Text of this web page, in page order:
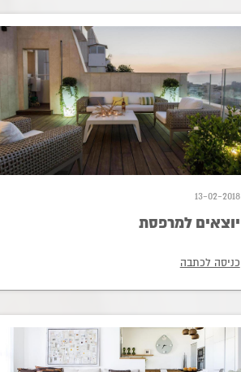
13-02-2018
יוצאים למרפסת
כניסה לכתבה